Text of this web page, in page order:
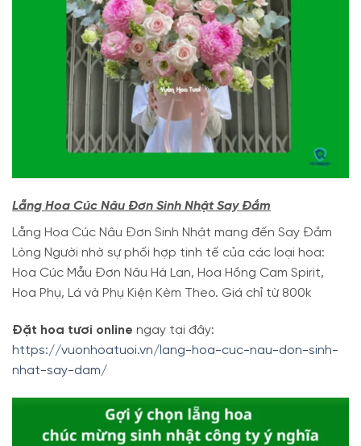
Lẵng Hoa Cúc Nâu Đơn Sinh Nhật Say Đắm
Lẵng Hoa Cúc Nâu Đơn Sinh Nhật mang đến Say Đắm
Lòng Người nhờ sự phối hợp tinh tế của các loại hoa:
Hoa Cúc Mẫu Đơn Nâu Hà Lan, Hoa Hồng Cam Spirit,
Hoa Phụ, Lá và Phụ Kiện Kèm Theo. Giá chỉ từ 800k
Đặt hoa tươi online ngay tại đây:
https://vuonhoatuoi.vn/lang-hoa-cuc-nau-don-sinh-
nhat-say-dam/